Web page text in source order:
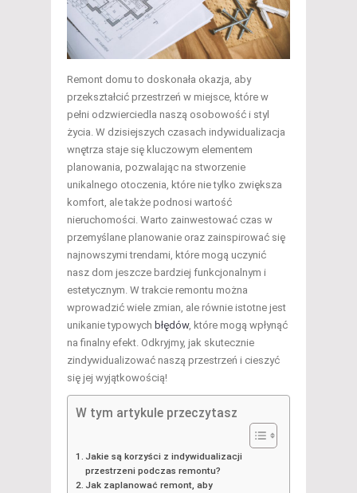
Remont domu to doskonała okazja, aby
przekształcić przestrzeń w miejsce, które w
pełni odzwierciedla naszą osobowość i styl
życia. W dzisiejszych czasach indywidualizacja
wnętrza staje się kluczowym elementem
planowania, pozwalając na stworzenie
unikalnego otoczenia, które nie tylko zwiększa
komfort, ale także podnosi wartość
nieruchomości. Warto zainwestować czas w
przemyślane planowanie oraz zainspirować się
najnowszymi trendami, które mogą uczynić
nasz dom jeszcze bardziej funkcjonalnym i
estetycznym. W trakcie remontu można
wprowadzić wiele zmian, ale równie istotne jest
unikanie typowych błędów, które mogą wpłynąć
na finalny efekt. Odkryjmy, jak skutecznie
zindywidualizować naszą przestrzeń i cieszyć
się jej wyjątkowością!
W tym artykule przeczytasz
Jakie są korzyści z indywidualizacji
przestrzeni podczas remontu?
Jak zaplanować remont, aby